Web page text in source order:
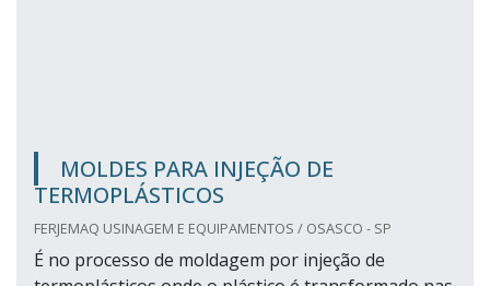
MOLDES PARA INJEÇÃO DE
TERMOPLÁSTICOS
FERJEMAQ USINAGEM E EQUIPAMENTOS / OSASCO - SP
É no processo de moldagem por injeção de